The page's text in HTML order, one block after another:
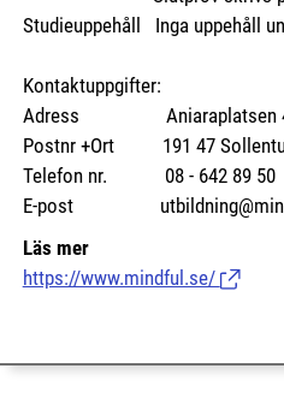
Studieuppehåll Inga uppehåll
Kontaktuppgifter:
Adress Aniaraplatsen 4,
Postnr +Ort 191 47
Telefon nr. 08 - 642 89 50
E-post
Läs mer
https://www.mindful.se/ (Länk